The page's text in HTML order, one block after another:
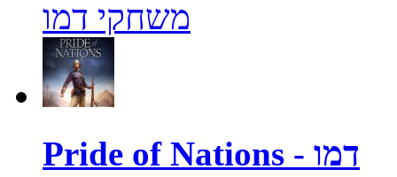
משחקי דמו
Pride of Nations - דמו